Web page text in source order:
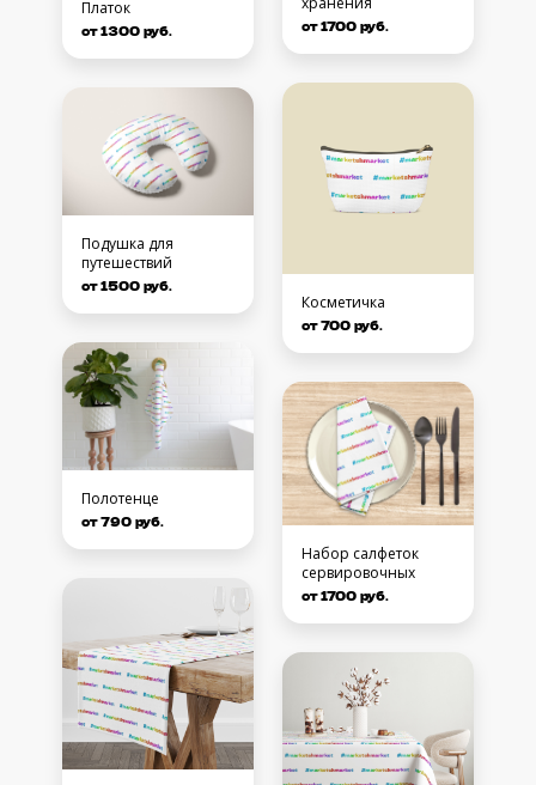
Платок
от 1300 руб.
Подушка для
путешествий
от 1500 руб.
Полотенце
от 790 руб.
от 1700 руб.
Косметичка
от 700 руб.
Набор салфеток
сервировочных
от 1700 руб.